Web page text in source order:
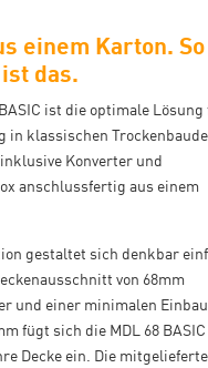
einem Karton. So
das.
ist die optimale
in klassischen
Konverter und
anschlussfertig aus einem
gestaltet sich denkbar
von 68mm
und einer minimalen
fügt sich die MDL 68 BASIC
Decke ein. Die